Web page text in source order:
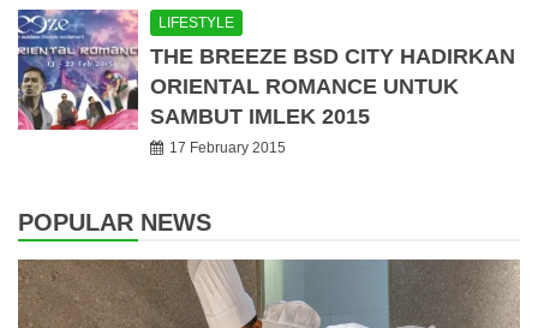
LIFESTYLE
THE BREEZE BSD CITY HADIRKAN
ORIENTAL ROMANCE UNTUK
SAMBUT IMLEK 2015
17 February 2015
POPULAR NEWS